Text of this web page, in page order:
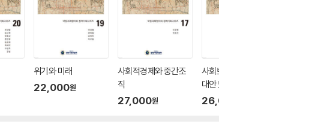
위기와 미래
22,000원
사회적경제와 중간조
직
27,000원
사회보장제도 진단과
대안 모색
26,000